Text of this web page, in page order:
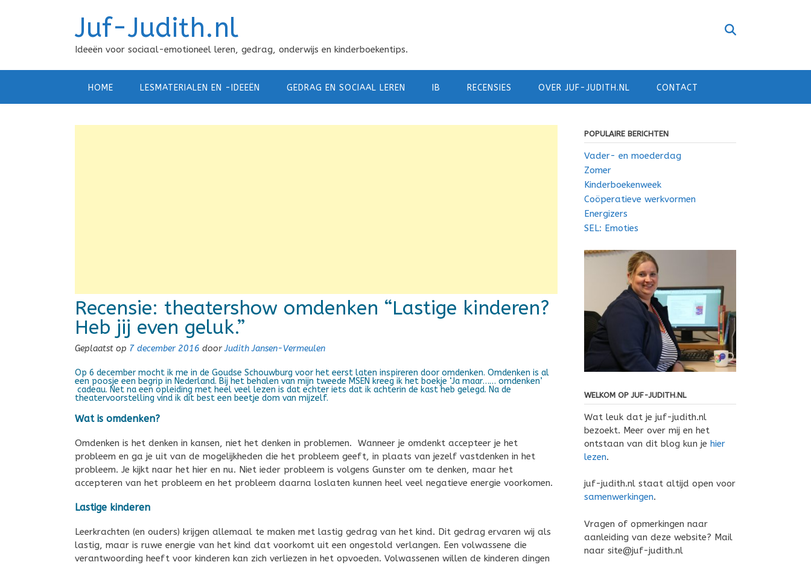
Juf-Judith.nl
Ideeën voor sociaal-emotioneel leren, gedrag, onderwijs en kinderboekentips.
HOME LESMATERIALEN EN -IDEEËN GEDRAG EN SOCIAAL LEREN IB RECENSIES OVER JUF-JUDITH.NL CONTACT
Recensie: theatershow omdenken “Lastige kinderen?
Heb jij even geluk.”
Geplaatst op 7 december 2016 doorJudith Jansen-Vermeulen
Op 6 december mocht ik me in de Goudse Schouwburg voor het eerst laten inspireren door omdenken. Omdenken is al
een poosje een begrip in Nederland. Bij het behalen van mijn tweede MSEN kreeg ik het boekje ‘Ja maar…… omdenken’
cadeau. Net na een opleiding met heel veel lezen is dat echter iets dat ik achterin de kast heb gelegd. Na de
theatervoorstelling vind ik dit best een beetje dom van mijzelf.
Wat is omdenken?
Omdenken is het denken in kansen, niet het denken in problemen. Wanneer je omdenkt accepteer je het
probleem en ga je uit van de mogelijkheden die het probleem geeft, in plaats van jezelf vastdenken in het
probleem. Je kijkt naar het hier en nu. Niet ieder probleem is volgens Gunster om te denken, maar het
accepteren van het probleem en het probleem daarna loslaten kunnen heel veel negatieve energie voorkomen.
Lastige kinderen
Leerkrachten (en ouders) krijgen allemaal te maken met lastig gedrag van het kind. Dit gedrag ervaren wij als
lastig, maar is ruwe energie van het kind dat voorkomt uit een ongestold verlangen. Een volwassene die
verantwoording heeft voor kinderen kan zich verliezen in het opvoeden. Volwassenen willen de kinderen dingen
POPULAIRE BERICHTEN
Vader- en moederdag
Zomer
Kinderboekenweek
Coöperatieve werkvormen
Energizers
SEL: Emoties
WELKOM OP JUF-JUDITH.NL
Wat leuk dat je juf-judith.nl
bezoekt. Meer over mij en het
ontstaan van dit blog kun je hier
lezen.
juf-judith.nl staat altijd open voor
samenwerkingen.
Vragen of opmerkingen naar
aanleiding van deze website? Mail
naar site@juf-judith.nl